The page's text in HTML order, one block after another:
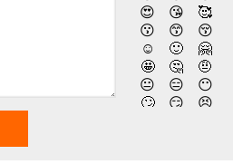
😍
😘
🥰
😗
😙
😚
☺️
🙂
🤗
🤩
🤔
🤨
😐
😑
😶
🙄
😏
😣